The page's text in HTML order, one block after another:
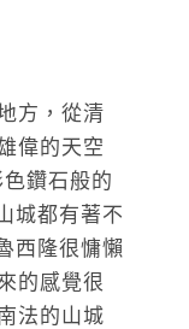
方，從清
偉的天空
鑽石般的
城都有著不
西隆很慵懶
的感覺很
法的山城